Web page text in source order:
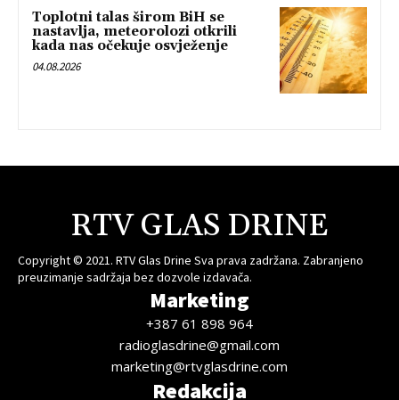
Toplotni talas širom BiH se
nastavlja, meteorolozi otkrili
kada nas očekuje osvježenje
04.08.2026
RTV GLAS DRINE
Copyright © 2021. RTV Glas Drine Sva prava zadržana. Zabranjeno
preuzimanje sadržaja bez dozvole izdavača.
Marketing
+387 61 898 964
radioglasdrine@gmail.com
marketing@rtvglasdrine.com
Redakcija